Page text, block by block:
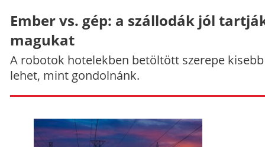
Ember vs. gép: a szállodák jól
magukat
A robotok hotelekben betöltött szerepe kisebb
lehet, mint gondolnánk.